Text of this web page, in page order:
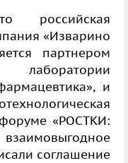
российская
«Изварино
партнером
и
«РОСТКИ:
соглашение